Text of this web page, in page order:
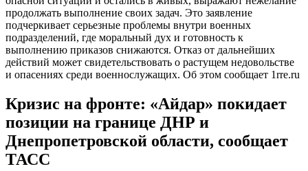
продолжать выполнение своих задач. Это заявление
подчеркивает серьезные проблемы внутри военных
подразделений, где моральный дух и готовность к
выполнению приказов снижаются. Отказ от дальнейших
действий может свидетельствовать о растущем недовольстве
и опасениях среди военнослужащих. Об этом сообщает 1rre.ru
Кризис на фронте: «Айдар» покидает
позиции на границе ДНР и
Днепропетровской области, сообщает
ТАСС